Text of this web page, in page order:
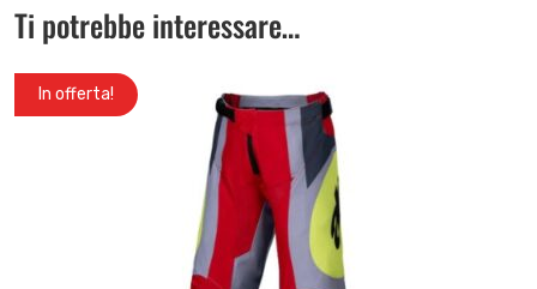
Ti potrebbe interessare…
In offerta!